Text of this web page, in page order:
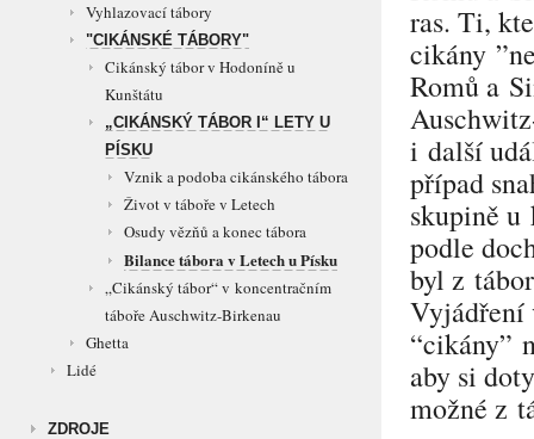
Vyhlazovací tábory
"CIKÁNSKÉ TÁBORY"
Cikánský tábor v Hodoníně u
Kunštátu
„CIKÁNSKÝ TÁBOR I“ LETY U
PÍSKU
Vznik a podoba cikánského tábora
Život v táboře v Letech
Osudy vězňů a konec tábora
Bilance tábora v Letech u Písku
„Cikánský tábor“ v koncentračním
táboře Auschwitz-Birkenau
Ghetta
Lidé
ZDROJE
ras. Ti,
cikány ”
Romů a
i další
případ
skupině u
podle
byl z
Vyjádření
“cikány”
aby si
možné z